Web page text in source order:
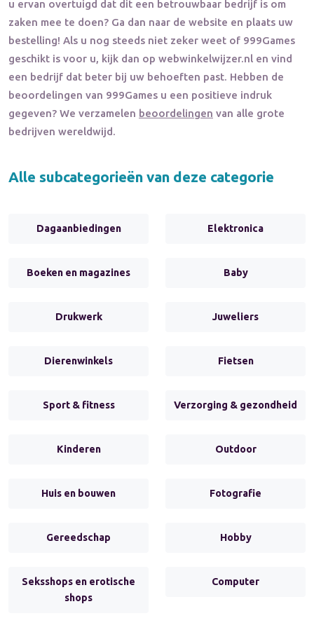
u ervan overtuigd dat dit een betrouwbaar bedrijf is om
zaken mee te doen? Ga dan naar de website en plaats uw
bestelling! Als u nog steeds niet zeker weet of 999Games
geschikt is voor u, kijk dan op webwinkelwijzer.nl en vind
een bedrijf dat beter bij uw behoeften past. Hebben de
beoordelingen van 999Games u een positieve indruk
gegeven? We verzamelen beoordelingen van alle grote
bedrijven wereldwijd.
Alle subcategorieën van deze categorie
Dagaanbiedingen Elektronica
Boeken en magazines Baby
Drukwerk Juweliers
Dierenwinkels Fietsen
Sport & fitness Verzorging & gezondheid
Kinderen Outdoor
Huis en bouwen Fotografie
Gereedschap Hobby
Seksshops en erotische
shops
Computer